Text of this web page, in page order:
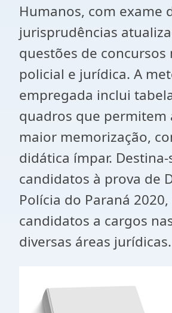
Humanos, com exame
jurisprudências
questões de concursos
policial e jurídica. A
empregada inclui
quadros que permitem
maior memorização,
didática ímpar. Destina-
candidatos à prova de
Polícia do Paraná
candidatos a cargos
diversas áreas jurídicas.